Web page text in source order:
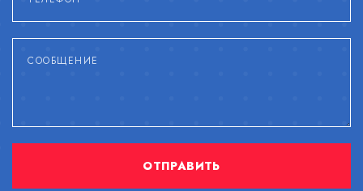
ОТПРАВИТЬ